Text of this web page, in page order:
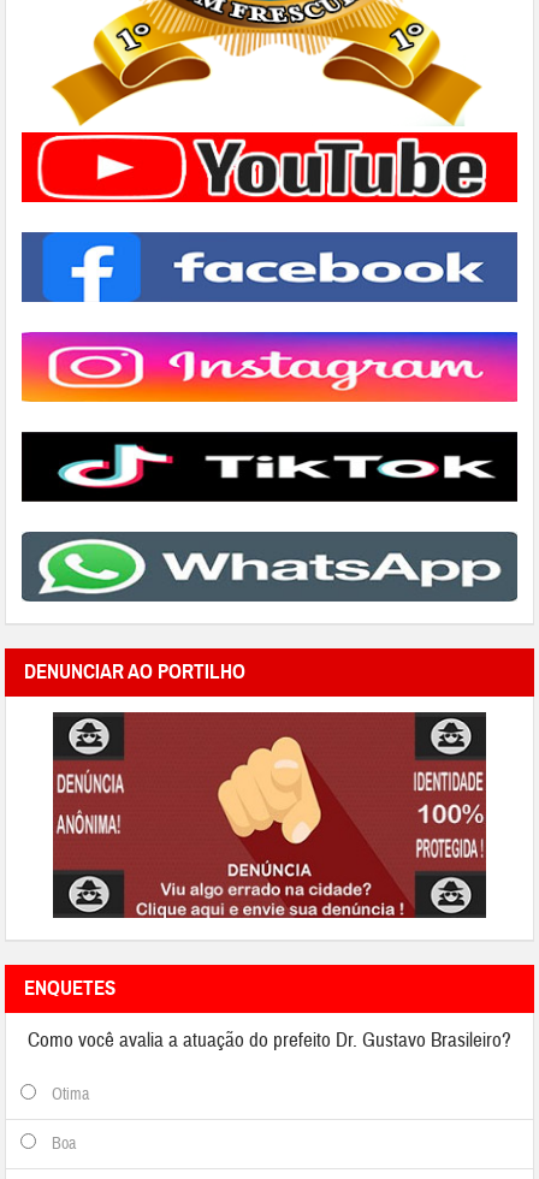
DENUNCIAR AO PORTILHO
ENQUETES
Como você avalia a atuação do prefeito Dr. Gustavo Brasileiro?
Otima
Boa